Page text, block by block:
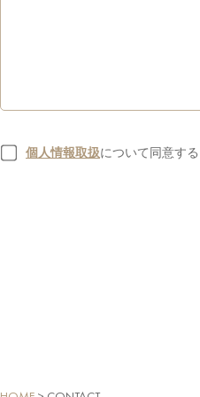
個人情報取扱について同意する